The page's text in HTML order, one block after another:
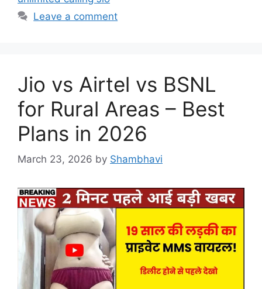
Leave a comment
Jio vs Airtel vs BSNL
for Rural Areas – Best
Plans in 2026
March 23, 2026 by Shambhavi